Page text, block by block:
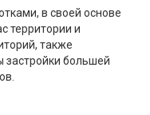
в своей основе
территории и
также
застройки большей